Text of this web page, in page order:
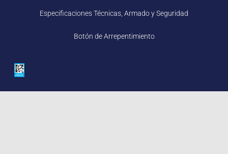
Especificaciones Técnicas, Armado y Seguridad
Botón de Arrepentimiento